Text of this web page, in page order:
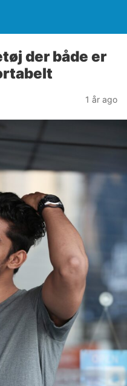
der både er
1 år ago